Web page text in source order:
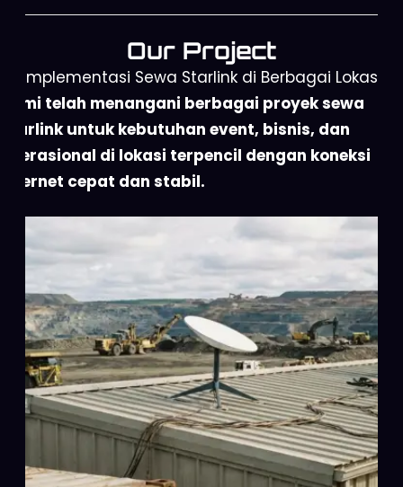
Our Project
Implementasi Sewa Starlink di Berbagai Lokasi
Kami telah menangani berbagai proyek sewa
Starlink untuk kebutuhan event, bisnis, dan
operasional di lokasi terpencil dengan koneksi
internet cepat dan stabil.